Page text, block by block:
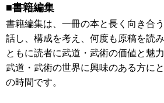
■書籍編集
書籍編集は、一冊の本と長く向き合
話し、構成を考え、何度も原稿を読
ともに読者に武道・武術の価値と魅力
武道・武術の世界に興味のある方に
の時間です。